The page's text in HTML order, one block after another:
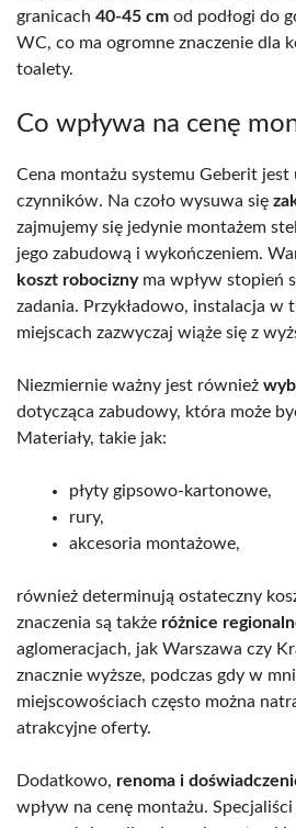
granicach 40-45 cm od podłogi do
WC, co ma ogromne znaczenie dla
toalety.
Co wpływa na cenę
Cena montażu systemu Geberit jest
czynników. Na czoło wysuwa się
zajmujemy się jedynie montażem
jego zabudową i wykończeniem.
koszt robociznyma wpływ stopień
zadania. Przykładowo, instalacja w
miejscach zazwyczaj wiąże się z
Niezmiernie ważny jest również
dotycząca zabudowy, która może
Materiały, takie jak:
płyty gipsowo-kartonowe,
rury,
akcesoria montażowe,
również determinują ostateczny
znaczenia są także różnice
aglomeracjach, jak Warszawa czy
znacznie wyższe, podczas gdy w
miejscowościach często można
atrakcyjne oferty.
Dodatkowo, renoma i
wpływ na cenę montażu.